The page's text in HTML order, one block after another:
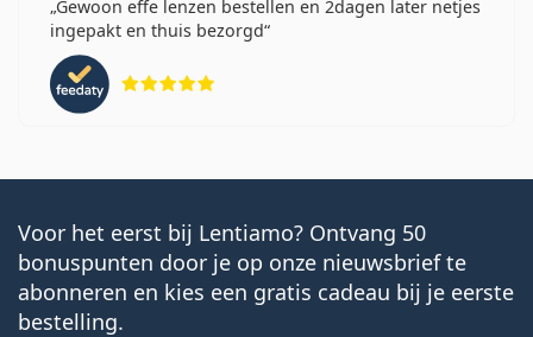
Gewoon effe lenzen bestellen en 2dagen later netjes
ingepakt en thuis bezorgd
Voor het eerst bij Lentiamo? Ontvang 50
bonuspunten door je op onze nieuwsbrief te
abonneren en kies een gratis cadeau bij je eerste
bestelling.